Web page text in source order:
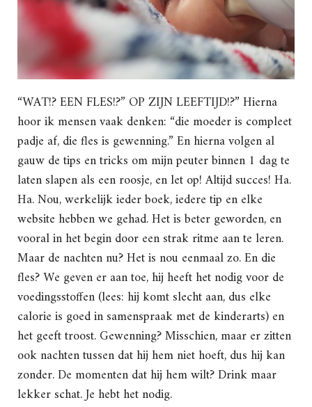
“WAT!? EEN FLES!?” OP ZIJN LEEFTIJD!?” Hierna
hoor ik mensen vaak denken: “die moeder is compleet
padje af, die fles is gewenning.” En hierna volgen al
gauw de tips en tricks om mijn peuter binnen 1 dag te
laten slapen als een roosje, en let op! Altijd succes! Ha.
Ha. Nou, werkelijk ieder boek, iedere tip en elke
website hebben we gehad. Het is beter geworden, en
vooral in het begin door een strak ritme aan te leren.
Maar de nachten nu? Het is nou eenmaal zo. En die
fles? We geven er aan toe, hij heeft het nodig voor de
voedingsstoffen (lees: hij komt slecht aan, dus elke
calorie is goed in samenspraak met de kinderarts) en
het geeft troost. Gewenning? Misschien, maar er zitten
ook nachten tussen dat hij hem niet hoeft, dus hij kan
zonder. De momenten dat hij hem wilt? Drink maar
lekker schat. Je hebt het nodig.